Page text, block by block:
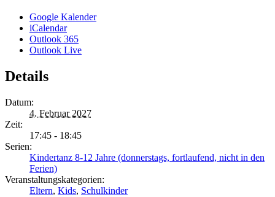
Google Kalender
iCalendar
Outlook 365
Outlook Live
Details
Datum:
4. Februar 2027
Zeit:
17:45 - 18:45
Serien:
Kindertanz 8-12 Jahre (donnerstags, fortlaufend, nicht in den
Ferien)
Veranstaltungskategorien:
Eltern, Kids, Schulkinder